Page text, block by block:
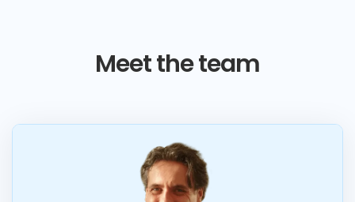
Meet the team